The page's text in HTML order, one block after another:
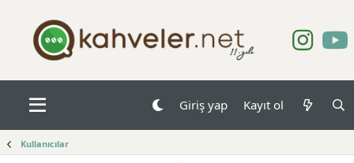
Giriş yap Kayıt ol
Kullanıcılar